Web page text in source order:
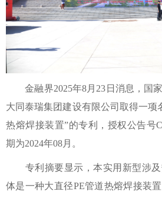
金融界2025年8月23日消息，国家
大同泰瑞集团建设有限公司取得一项
热熔焊接装置”的专利，授权公告号
期为2024年08月。
专利摘要显示，本实用新型涉及
体是一种大直径PE管道热熔焊接装